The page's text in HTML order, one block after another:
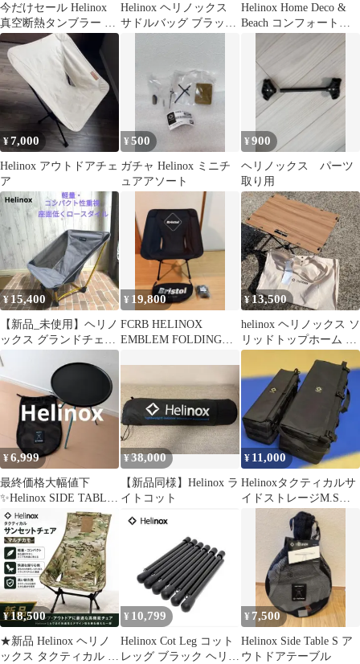
今だけセール Helinox
真空断熱タンブラー 限
定カラー 4個 ヘリノッ
クス
Helinox ヘリノックス
サドルバッグ ブラック
Helinox Home Deco &
Beach コンフォートチ
ェアBeige
¥7,000
Helinox アウトドアチェ
ア
¥500
ガチャ Helinox ミニチ
ュアアソート
¥900
ヘリノックス パーツ
取り用
¥15,400
【新品_未使用】ヘリノ
ックス グランドチェア
1822229CLBT
¥ 19,800
FCRB HELINOX
EMBLEM FOLDING
¥13,500
helinox ヘリノックス ソ
リッドトップホーム ク
ラシックウォールナッ
¥6,999
最終価格大幅値下
✨Helinox SIDE TABLE
S 黒/青 収納バッグ付
¥38,000
【新品同様】Helinox ラ
イトコット
¥ 11,000
Helinoxタクティカルサ
イドストレージM.Sセ
¥18,500
★新品 Helinox ヘリノ
ックス タクティカル サ
¥ 10,799
Helinox Cot Leg コット
レッグ ブラック ヘリノ
¥ 7,500
Helinox Side Table S ア
ウトドアテーブル